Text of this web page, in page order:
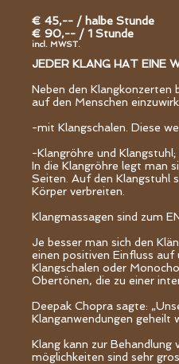
€ 45,-- / halbe Stunde
€ 90,-- / 1 Stunde
incl. MWST.
JEDER KLANG HAT EINE
Neben den Klangkonzerten
auf den Menschen
-mit Klangschalen. Diese
-Klangröhre und
In die Klangröhre legt man
Seiten. Auf den Klangstuhl
Körper verbreiten.
Klangmassagen sind zum
Je besser man sich den
einen positiven Einfluss auf
Klangschalen oder
Obertönen, die zu einer
Deepak Chopra sagte:
Klanganwendungen geheilt
Klang kann zur Behandlung
möglichkeiten sind sehr